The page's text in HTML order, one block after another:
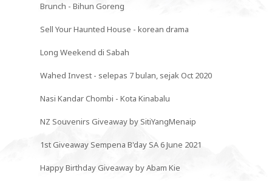
Brunch - Bihun Goreng
Sell Your Haunted House - korean drama
Long Weekend di Sabah
Wahed Invest - selepas 7 bulan, sejak Oct 2020
Nasi Kandar Chombi - Kota Kinabalu
NZ Souvenirs Giveaway by SitiYangMenaip
1st Giveaway Sempena B'day SA 6 June 2021
Happy Birthday Giveaway by Abam Kie